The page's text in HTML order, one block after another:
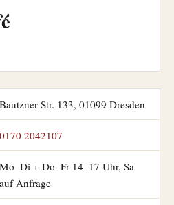
Bautzner Str. 133, 01099 Dresden
0170 2042107
Mo–Di + Do–Fr 14–17 Uhr, Sa
auf Anfrage